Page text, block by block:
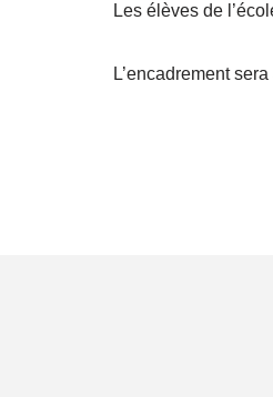
Les élèves de
L’encadrement